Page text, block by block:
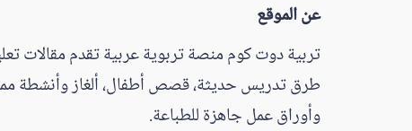
عن الموقع
تربية دوت كوم منصة تربوية عربية تقدم مقالات
طرق تدريس حديثة، قصص أطفال، ألغاز وأنشطة
وأوراق عمل جاهزة للطباعة.